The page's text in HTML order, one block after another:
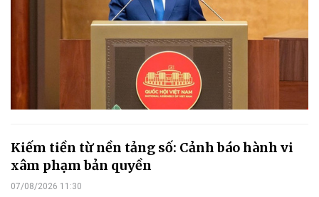
Kiếm tiền từ nền tảng số: Cảnh báo hành vi
xâm phạm bản quyền
07/08/2026 11:30